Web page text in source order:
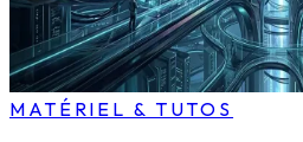
MATÉRIEL & TUTOS